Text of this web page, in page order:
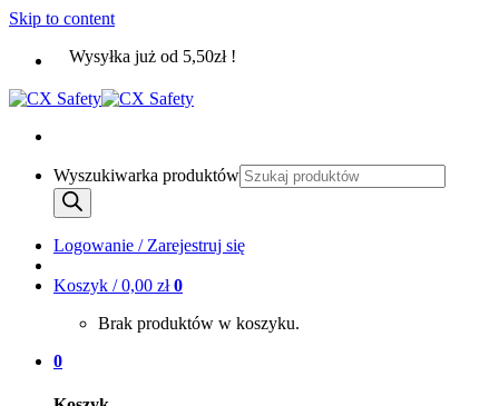
Skip to content
Wysyłka już od 5,50zł !
Wyszukiwarka produktów
Logowanie / Zarejestruj się
Koszyk /0,00 zł 0
Brak produktów w koszyku.
0